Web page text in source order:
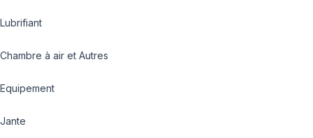
Lubrifiant
Chambre à air et Autres
Equipement
Jante